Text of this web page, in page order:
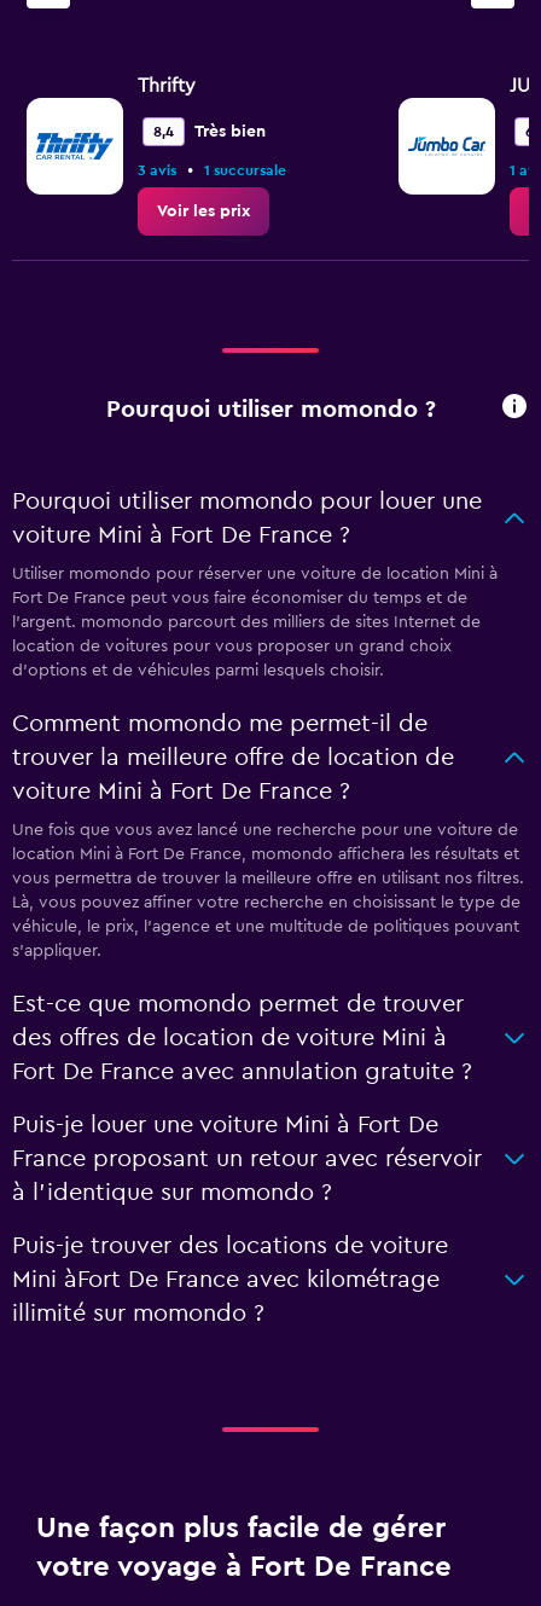
Thrifty
8,4 Très bien
3 avis • 1 succursale
Voir les prix
1
Pourquoi utiliser momondo ?
Pourquoi utiliser momondo pour louer une
voiture Mini à Fort De France ?
Utiliser momondo pour réserver une voiture de location Mini à
Fort De France peut vous faire économiser du temps et de
l'argent. momondo parcourt des milliers de sites Internet de
location de voitures pour vous proposer un grand choix
d'options et de véhicules parmi lesquels choisir.
Comment momondo me permet-il de
trouver la meilleure offre de location de
voiture Mini à Fort De France ?
Une fois que vous avez lancé une recherche pour une voiture de
location Mini à Fort De France, momondo affichera les résultats et
vous permettra de trouver la meilleure offre en utilisant nos filtres.
Là, vous pouvez affiner votre recherche en choisissant le type de
véhicule, le prix, l'agence et une multitude de politiques pouvant
s'appliquer.
Est-ce que momondo permet de trouver
des offres de location de voiture Mini à
Fort De France avec annulation gratuite ?
Puis-je louer une voiture Mini à Fort De
France proposant un retour avec réservoir
à l'identique sur momondo ?
Puis-je trouver des locations de voiture
Mini àFort De France avec kilométrage
illimité sur momondo ?
Une façon plus facile de gérer
votre voyage à Fort De France